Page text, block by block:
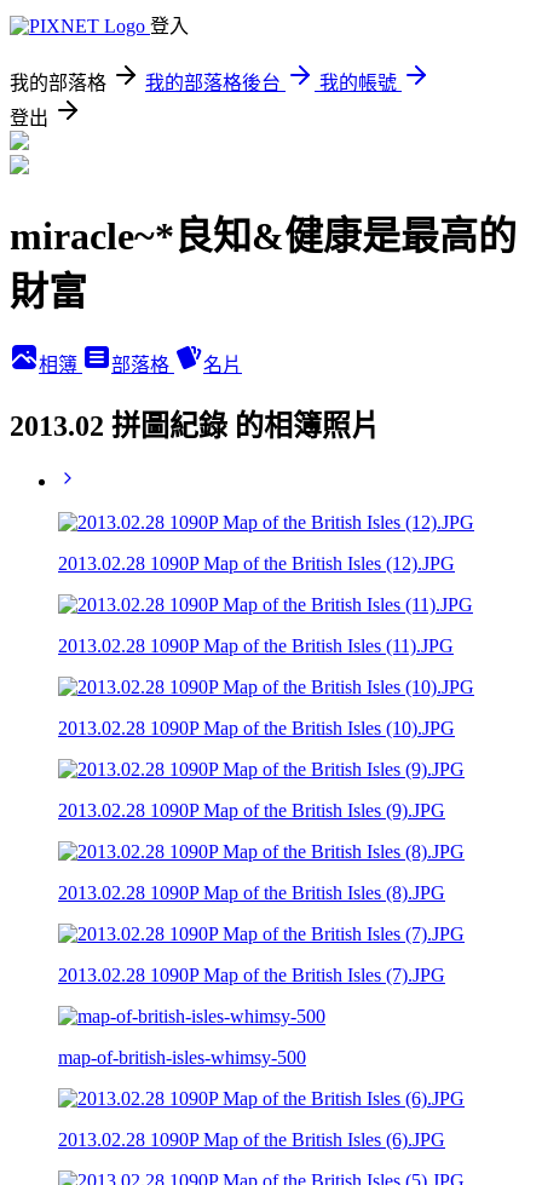
登入
我的部落格 我的部落格後台
我的帳號
登出
miracle~*良知&健康是最高的
財富
相簿 部落格 名片
2013.02 拼圖紀錄 的相簿照片
2013.02.28 1090P Map of the British Isles (12).JPG
2013.02.28 1090P Map of the British Isles (11).JPG
2013.02.28 1090P Map of the British Isles (10).JPG
2013.02.28 1090P Map of the British Isles (9).JPG
2013.02.28 1090P Map of the British Isles (8).JPG
2013.02.28 1090P Map of the British Isles (7).JPG
map-of-british-isles-whimsy-500
2013.02.28 1090P Map of the British Isles (6).JPG